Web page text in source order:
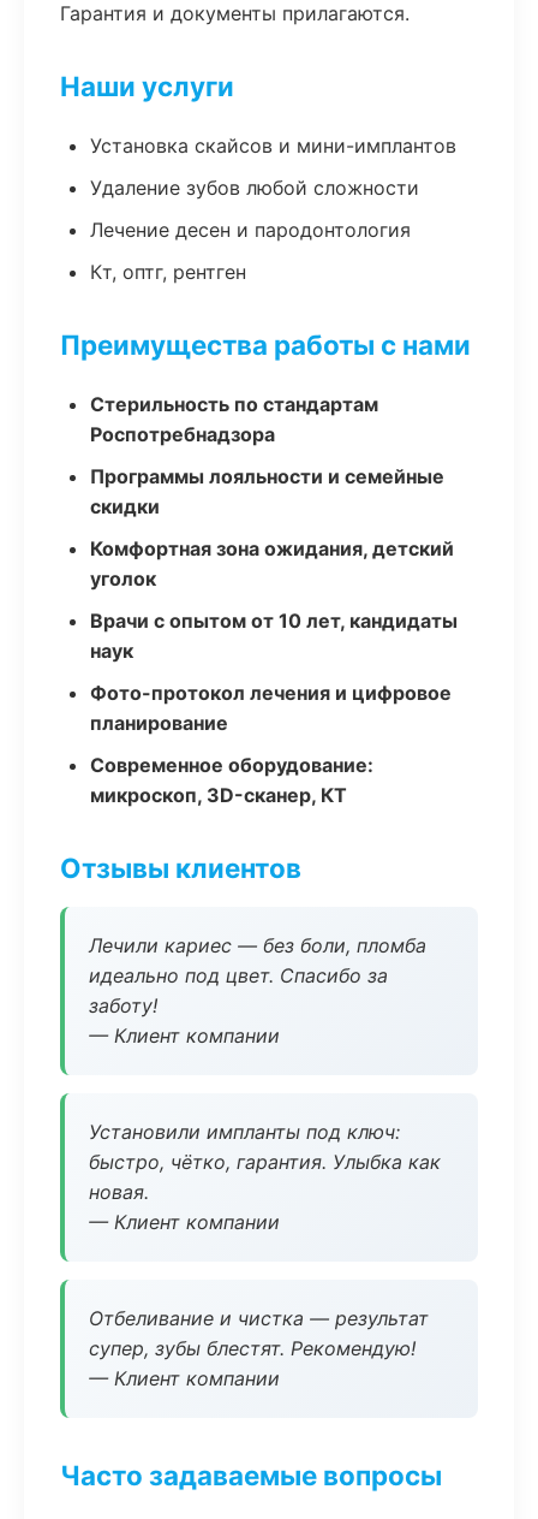
Гарантия и документы прилагаются.
Наши услуги
Установка скайсов и мини-имплантов
Удаление зубов любой сложности
Лечение десен и пародонтология
Кт, оптг, рентген
Преимущества работы с нами
Стерильность по стандартам
Роспотребнадзора
Программы лояльности и семейные
скидки
Комфортная зона ожидания, детский
уголок
Врачи с опытом от 10 лет, кандидаты
наук
Фото-протокол лечения и цифровое
планирование
Современное оборудование:
микроскоп, 3D-сканер, КТ
Отзывы клиентов
Лечили кариес — без боли, пломба
идеально под цвет. Спасибо за
заботу!
— Клиент компании
Установили импланты под ключ:
быстро, чётко, гарантия. Улыбка как
новая.
— Клиент компании
Отбеливание и чистка — результат
супер, зубы блестят. Рекомендую!
— Клиент компании
Часто задаваемые вопросы